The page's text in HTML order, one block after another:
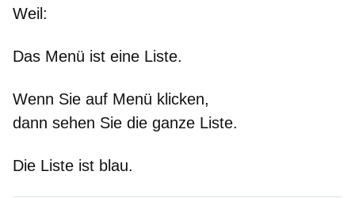
Weil :
Das Menü ist eine Liste.
Wenn Sie auf Menü klicken,
dann sehen Sie die ganze Liste.
Die Liste ist blau.